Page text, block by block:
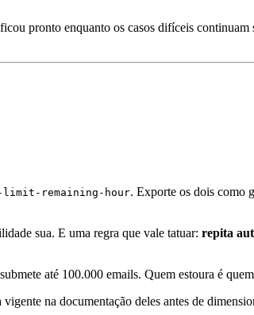
pronto enquanto os casos difíceis
remaining-hour. Exporte os dois como
sua. E uma regra que vale tatuar: repita
até 100.000 emails. Quem estoura é
na documentação deles antes de